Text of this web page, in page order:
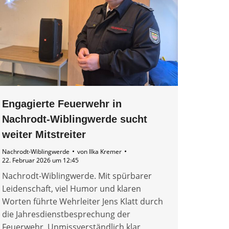
Engagierte Feuerwehr in
Nachrodt-Wiblingwerde sucht
weiter Mitstreiter
Nachrodt-Wiblingwerde von Ilka Kremer
22. Februar 2026 um 12:45
Nachrodt-Wiblingwerde. Mit spürbarer
Leidenschaft, viel Humor und klaren
Worten führte Wehrleiter Jens Klatt durch
die Jahresdienstbesprechung der